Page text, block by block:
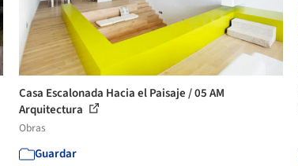
Casa Escalonada Hacia el Paisaje / 05 AM
Arquitectura
Obras
Guardar